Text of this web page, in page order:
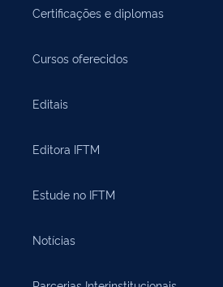
Certificações e diplomas
Cursos oferecidos
Editais
Editora IFTM
Estude no IFTM
Notícias